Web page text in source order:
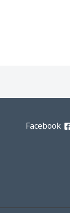
Facebook